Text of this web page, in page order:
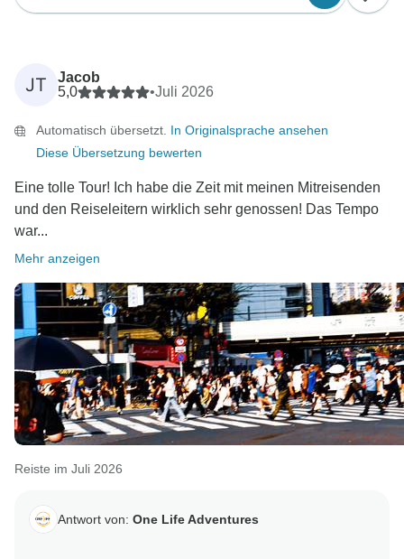
JT
Jacob
5,0
•Juli 2026
Automatisch übersetzt. In Originalsprache ansehen
Diese Übersetzung bewerten
Eine tolle Tour! Ich habe die Zeit mit meinen Mitreisenden
und den Reiseleitern wirklich sehr genossen! Das Tempo
war...
Mehr anzeigen
Reiste im Juli 2026
Antwort von: One Life Adventures